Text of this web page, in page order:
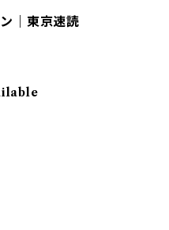
ン｜東京速読